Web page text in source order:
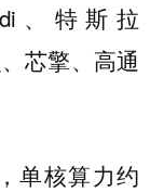
、特斯拉
芯擎、高通
单核算力约